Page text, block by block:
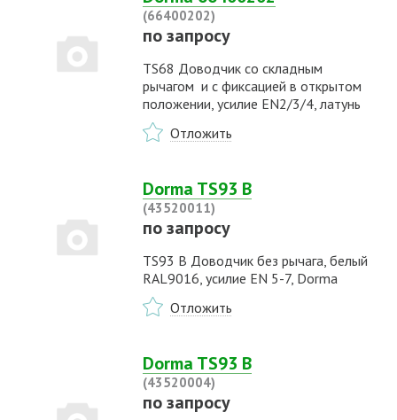
(66400202)
по запросу
TS68 Доводчик со складным
рычагом и с фиксацией в открытом
положении, усилие EN2/3/4, латунь
Отложить
Dorma TS93 B
(43520011)
по запросу
TS93 B Доводчик без рычага, белый
RAL9016, усилие EN 5-7, Dorma
Отложить
Dorma TS93 B
(43520004)
по запросу